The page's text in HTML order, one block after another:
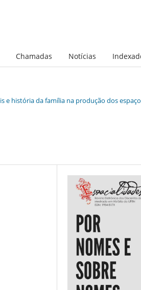
Chamadas Notícias
e história da família na produção dos